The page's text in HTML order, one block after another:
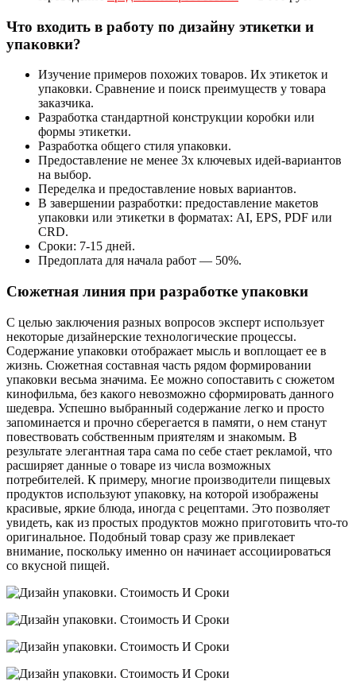
Что входить в работу по дизайну этикетки и
упаковки?
Изучение примеров похожих товаров. Их этикеток и
упаковки. Сравнение и поиск преимуществ у товара
заказчика.
Разработка стандартной конструкции коробки или
формы этикетки.
Разработка общего стиля упаковки.
Предоставление не менее 3х ключевых идей-вариантов
на выбор.
Переделка и предоставление новых вариантов.
В завершении разработки: предоставление макетов
упаковки или этикетки в форматах: AI, EPS, PDF или
CRD.
Сроки: 7-15 дней.
Предоплата для начала работ — 50%.
Сюжетная линия при разработке упаковки
С целью заключения разных вопросов эксперт использует
некоторые дизайнерские технологические процессы.
Содержание упаковки отображает мысль и воплощает ее в
жизнь. Сюжетная составная часть рядом формировании
упаковки весьма значима. Ее можно сопоставить с сюжетом
кинофильма, без какого невозможно сформировать данного
шедевра. Успешно выбранный содержание легко и просто
запоминается и прочно сберегается в памяти, о нем станут
повествовать собственным приятелям и знакомым. В
результате элегантная тара сама по себе стает рекламой, что
расширяет данные о товаре из числа возможных
потребителей. К примеру, многие производители пищевых
продуктов используют упаковку, на которой изображены
красивые, яркие блюда, иногда с рецептами. Это позволяет
увидеть, как из простых продуктов можно приготовить что-то
оригинальное. Подобный товар сразу же привлекает
внимание, поскольку именно он начинает ассоциироваться
со вкусной пищей.